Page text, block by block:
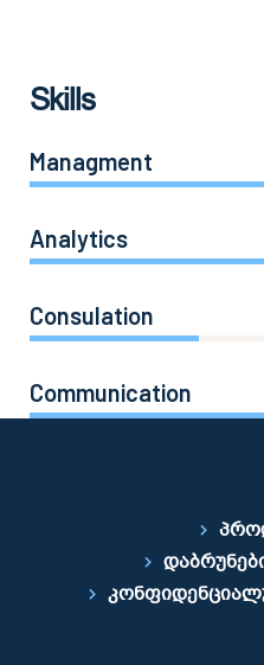
Skills
Managment
Analytics
Consulation
Communication